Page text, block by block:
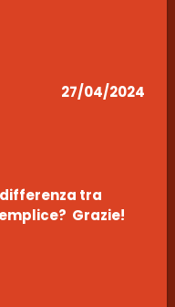
27/04/2024
tra
Grazie!